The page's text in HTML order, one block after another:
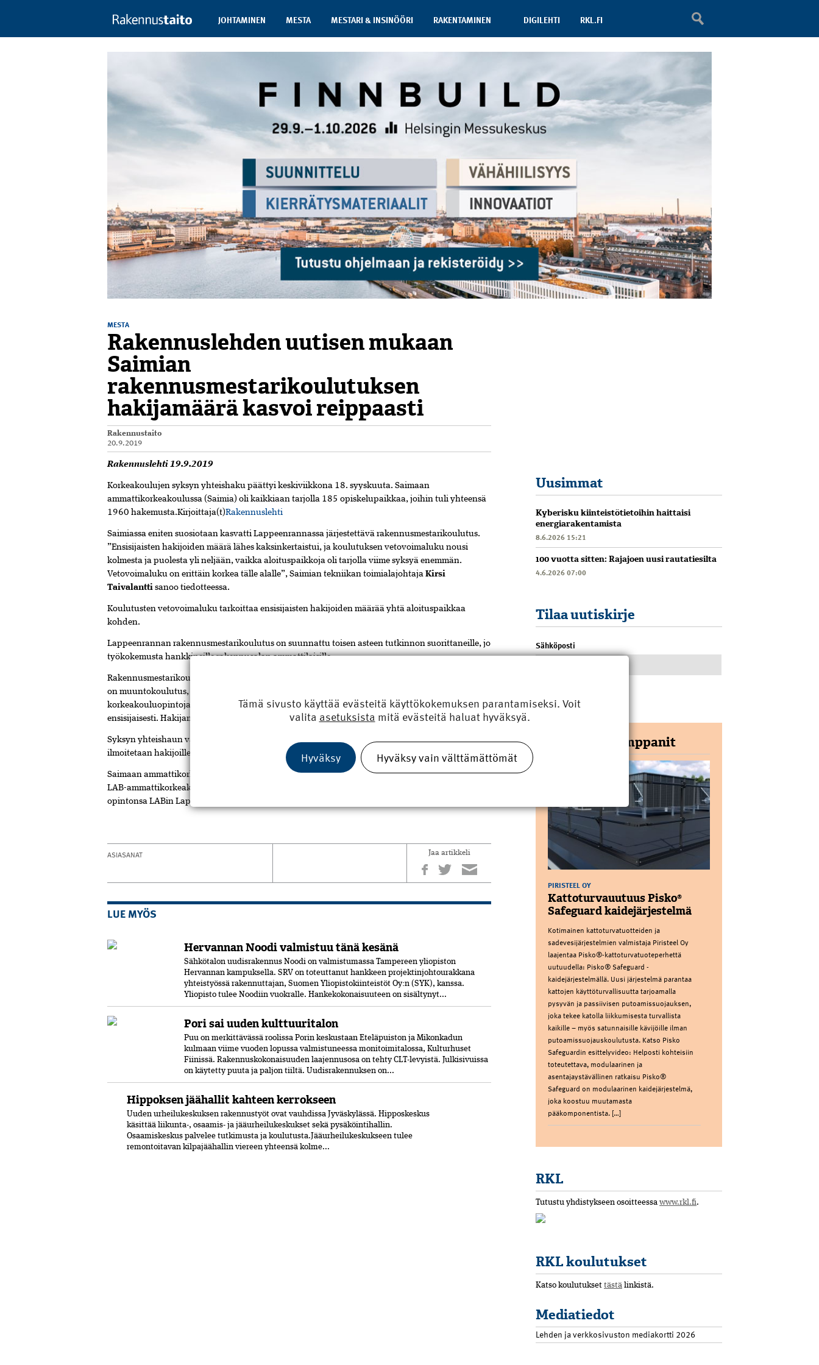
JOHTAMINEN MESTA MESTARI & INSINÖÖRI RAKENTAMINEN DIGILEHTI RKL.FI
MESTA
Rakennuslehden uutisen mukaan
Saimian
rakennusmestarikoulutuksen
hakijamäärä kasvoi reippaasti
Rakennustaito
20.9.2019
Rakennuslehti 19.9.2019
Korkeakoulujen syksyn yhteishaku päättyi keskiviikkona 18. syyskuuta. Saimaan
ammattikorkeakoulussa (Saimia) oli kaikkiaan tarjolla 185 opiskelupaikkaa, joihin tuli yhteensä
1960 hakemusta.Kirjoittaja(t)Rakennuslehti
Saimiassa eniten suosiotaan kasvatti Lappeenrannassa järjestettävä rakennusmestarikoulutus.
”Ensisijaisten hakijoiden määrä lähes kaksinkertaistui, ja koulutuksen vetovoimaluku nousi
kolmesta ja puolesta yli neljään, vaikka aloituspaikkoja oli tarjolla viime syksyä enemmän.
Vetovoimaluku on erittäin korkea tälle alalle”, Saimian tekniikan toimialajohtajaKirsi
Taivalantti sanoo tiedotteessa.
Koulutusten vetovoimaluku tarkoittaa ensisijaisten hakijoiden määrää yhtä aloituspaikkaa
kohden.
Lappeenrannan rakennusmestarikoulutus on suunnattu toisen asteen tutkinnon suorittaneille, jo
työkokemusta hankkineille rakennusalan ammattilaisille.
Rakennusmestarikoulutukseen pystyi hakemaan nyt ensimmäistä kertaa myös Lahteen. Koulutus
on muuntokoulutus, johon voivat hakea aiemmin korkeakoulututkinnon tai
korkeakouluopintoja suorittaneet. ”Koulutukseen haki lähes 90 korkeakoulutettua, joista 60
ensisijaisesti. Hakijamäärä on kohderyhmän huomioon ottaen suuri”, Taivalantti kertoo.
Syksyn yhteishaun valintakokeet järjestetään loka-marraskuussa, ja valintojen tulokset
ilmoitetaan hakijoille viimeistään 29.11.2019. Opiskelu alkaa tammikuussa 2020.
Saimaan ammattikorkeakoulu ja Lahden ammattikorkeakoulu yhdistyvät 1.1.2020 uudeksi
LAB-ammattikorkeakouluksi. Syksyn yhteishaussa Samiaan valitut uudet opiskelijat aloittavat
opintonsa LABin Lappeenrannan kampuksella.
ASIASANAT Jaa artikkeli
LUE MYÖS
Hervannan Noodi valmistuu tänä kesänä
Sähkötalon uudisrakennus Noodi on valmistumassa Tampereen yliopiston
Hervannan kampuksella. SRV on toteuttanut hankkeen projektinjohtourakkana
yhteistyössä rakennuttajan, Suomen Yliopistokiinteistöt Oy:n (SYK), kanssa.
Yliopisto tulee Noodiin vuokralle. Hankekokonaisuuteen on sisältynyt...
Pori sai uuden kulttuuritalon
Puu on merkittävässä roolissa Porin keskustaan Eteläpuiston ja Mikonkadun
kulmaan viime vuoden lopussa valmistuneessa moni­toimitalossa, Kulturhuset
Fiinissä. Rakennuskokonaisuuden laajennusosa on tehty CLT-levyistä. Julkisivuissa
on käytetty puuta ja paljon tiiltä. Uudisrakennuksen on...
Hippoksen jäähallit kahteen kerrokseen
Uuden urheilukeskuksen rakennustyöt ovat vauhdissa Jyväskylässä. Hipposkeskus
käsittää liikunta-, osaamis- ja jääurheilukeskukset sekä pysäköintihallin.
Osaamiskeskus palvelee tutkimusta ja koulutusta.Jääurheilukeskukseen tulee
remontoitavan kilpajäähallin viereen yhteensä kolme...
Uusimmat
Kyberisku kiinteistötietoihin haittaisi
energiarakentamista
8.6.2026 15:21
100 vuotta sitten: Rajajoen uusi rautatiesilta
4.6.2026 07:00
Tilaa uutiskirje
Sähköposti
Yhteistyökumppanit
PIRISTEEL OY
Kattoturvauutuus Pisko®
Safeguard kaidejärjestelmä
Kotimainen kattoturvatuotteiden ja
sadevesijärjestelmien valmistaja Piristeel Oy
laajentaa Pisko®-kattoturvatuoteperhettä
uutuudella: Pisko® Safeguard -
kaidejärjestelmällä. Uusi järjestelmä parantaa
kattojen käyttöturvallisuutta tarjoamalla
pysyvän ja passiivisen putoamissuojauksen,
joka tekee katolla liikkumisesta turvallista
kaikille – myös satunnaisille kävijöille ilman
putoamissuojauskoulutusta. Katso Pisko
Safeguardin esittelyvideo: Helposti kohteisiin
toteutettava, modulaarinen ja
asentajaystävällinen ratkaisu Pisko®
Safeguard on modulaarinen kaidejärjestelmä,
joka koostuu muutamasta
pääkomponentista. […]
RKL
Tutustu yhdistykseen osoitteessa www.rkl.fi.
RKL koulutukset
Katso koulutukset tästä linkistä.
Mediatiedot
Lehden ja verkkosivuston mediakortti 2026
Tämä sivusto käyttää evästeitä käyttökokemuksen parantamiseksi. Voit
valita asetuksista mitä evästeitä haluat hyväksyä.
Hyväksy Hyväksy vain välttämättömät